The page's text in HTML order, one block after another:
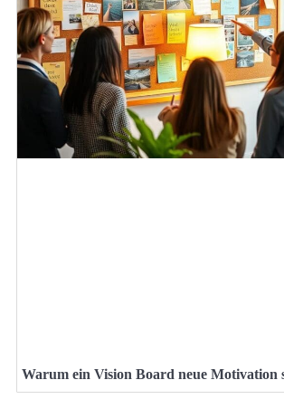
Warum ein Vision Board neue Motivation